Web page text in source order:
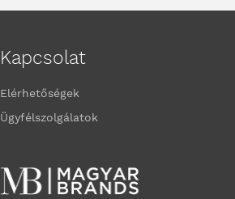
Kapcsolat
Elérhetőségek
Ügyfélszolgálatok